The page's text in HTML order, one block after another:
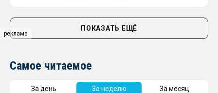
реклама
ПОКАЗАТЬ ЕЩЁ
Самое читаемое
За день За неделю За месяц